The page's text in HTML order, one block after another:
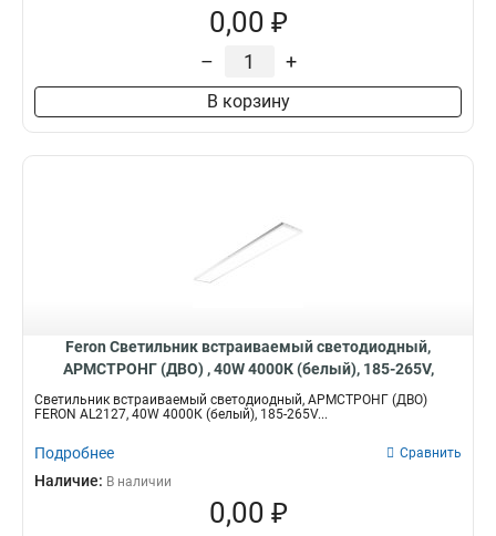
0,00 ₽
– +
В корзину
Feron Светильник встраиваемый светодиодный,
АРМСТРОНГ (ДВО) , 40W 4000К (белый), 185-265V,
3500Lm, IP40, угол рассеивания 120°, 51421
Светильник встраиваемый светодиодный, АРМСТРОНГ (ДВО)
FERON AL2127, 40W 4000К (белый), 185-265V...
Подробнее Сравнить
Наличие: В наличии
0,00 ₽